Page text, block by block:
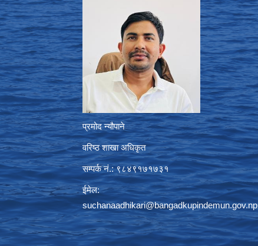
प्रमोद न्यौपाने
वरिष्ठ शाखा अधिकृत
सम्पर्क नं.: ९८४९१७१७३१
ईमेल:
suchanaadhikari@bangadkupindemun.gov.np